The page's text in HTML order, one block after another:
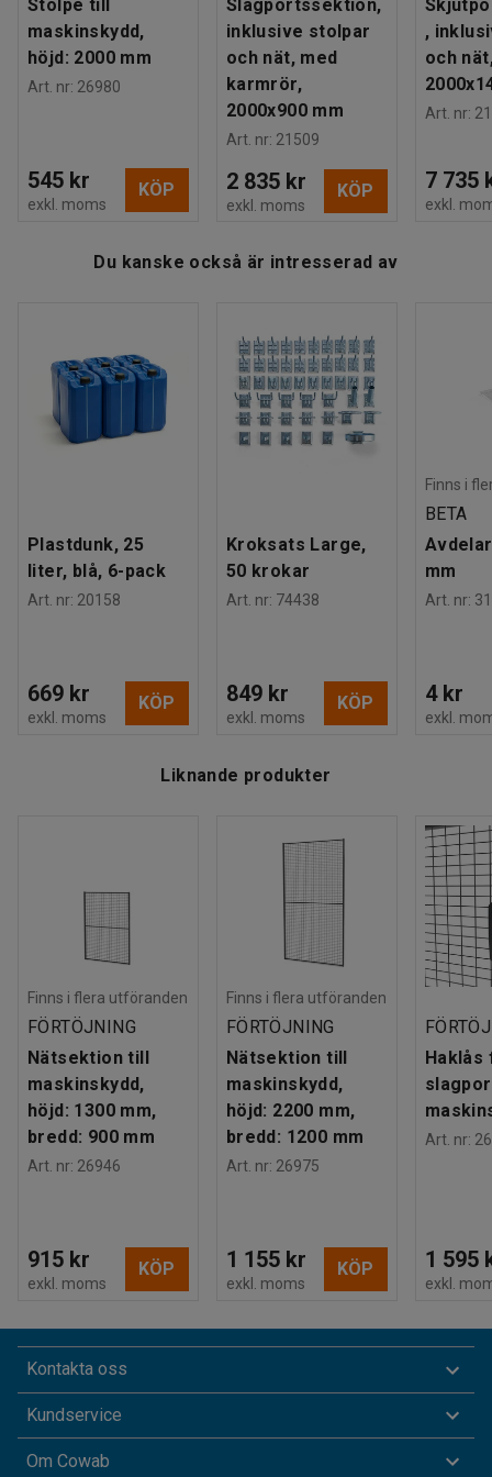
Stolpe till
maskinskydd,
höjd: 2000 mm
Art. nr: 26980
545 kr
exkl. moms
KÖP
Slagportssektion,
inklusive stolpar
och nät, med
karmrör,
2000x900 mm
Art. nr: 21509
2 835 kr
exkl. moms
KÖP
,
och
Art. nr:
7 735
exkl.
Du kanske också är intresserad av
Plastdunk, 25
liter, blå, 6-pack
Art. nr: 20158
669 kr
exkl. moms
KÖP
Kroksats Large,
50 krokar
Art. nr: 74438
849 kr
exkl. moms
KÖP
Finns i
BETA
mm
Art. nr:
4 kr
exkl.
Liknande produkter
Finns i flera utföranden
FÖRTÖJNING
Nätsektion till
maskinskydd,
höjd: 1300 mm,
bredd: 900 mm
Art. nr: 26946
915 kr
exkl. moms
KÖP
Finns i flera utföranden
FÖRTÖJNING
Nätsektion till
maskinskydd,
höjd: 2200 mm,
bredd: 1200 mm
Art. nr: 26975
1 155 kr
exkl. moms
KÖP
Haklås
Art. nr:
1 595
exkl.
Kontakta oss
Kundservice
Om Cowab